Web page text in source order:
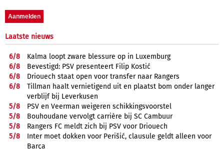
Laatste nieuws
6/8
Kalma loopt zware blessure op in Luxemburg
6/8
Bevestigd: PSV presenteert Filip Kostić
6/8
Driouech staat open voor transfer naar Rangers
6/8
Tillman haalt vernietigend uit en plaatst bom onder langer
verblijf bij Leverkusen
5/8
PSV en Veerman weigeren schikkingsvoorstel
5/8
Bouhoudane vervolgt carrière bij SC Cambuur
5/8
Rangers FC meldt zich bij PSV voor Driouech
5/8
Inter moet dokken voor Perišić, clausule geldt alleen voor
Barça